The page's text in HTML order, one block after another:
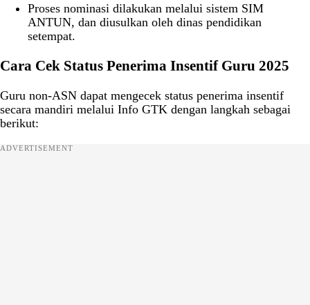
Proses nominasi dilakukan melalui sistem SIM
ANTUN, dan diusulkan oleh dinas pendidikan
setempat.
Cara Cek Status Penerima Insentif Guru 2025
Guru non-ASN dapat mengecek status penerima insentif
secara mandiri melalui Info GTK dengan langkah sebagai
berikut:
ADVERTISEMENT